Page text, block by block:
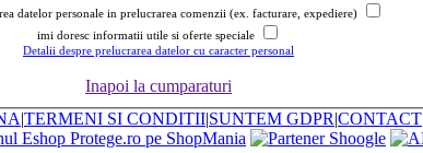
datelor personale in prelucrarea comenzii (ex. facturare, expediere)
imi doresc informatii utile si oferte speciale
Detalii despre prelucrarea datelor cu caracter personal
Inapoi la cumparaturi
|TERMENI SI CONDITII|SUNTEM GDPR|CONTACT